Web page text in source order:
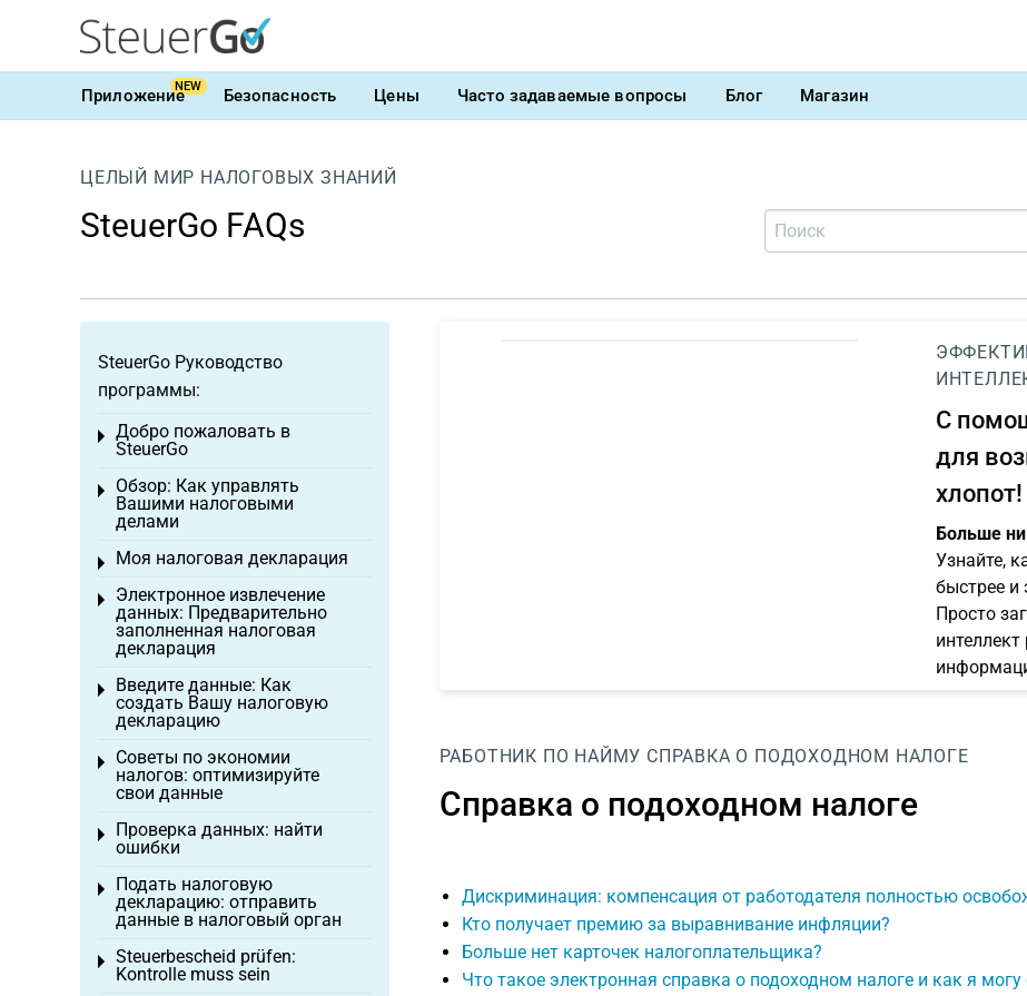
ПриложениеNEW Безопасность Цены Часто задаваемые вопросы Блог Магазин
ЦЕЛЫЙ МИР НАЛОГОВЫХ ЗНАНИЙ
SteuerGo FAQs
С
для
хлопот!
Больше
Узнайте,
быстрее
Просто
РАБОТНИК ПО НАЙМУ СПРАВКА О ПОДОХОДНОМ НАЛОГЕ
Справка о подоходном налоге
Дискриминация: компенсация от работодателя полностью
Кто получает премию за выравнивание инфляции?
Больше нет карточек налогоплательщика?
Что такое электронная справка о подоходном налоге и как я могу
SteuerGo Руководство
программы:
Добро пожаловать в
SteuerGo
Toggle menu
Обзор: Как управлять
Вашими налоговыми
делами
Toggle menu
Моя налоговая декларация
Toggle menu
Электронное извлечение
данных: Предварительно
заполненная налоговая
декларация
Toggle menu
Введите данные: Как
создать Вашу налоговую
декларацию
Toggle menu
Советы по экономии
налогов: оптимизируйте
свои данные
Toggle menu
Проверка данных: найти
ошибки
Toggle menu
Подать налоговую
декларацию: отправить
данные в налоговый орган
Toggle menu
Steuerbescheid prüfen:
Kontrolle muss sein
Toggle menu